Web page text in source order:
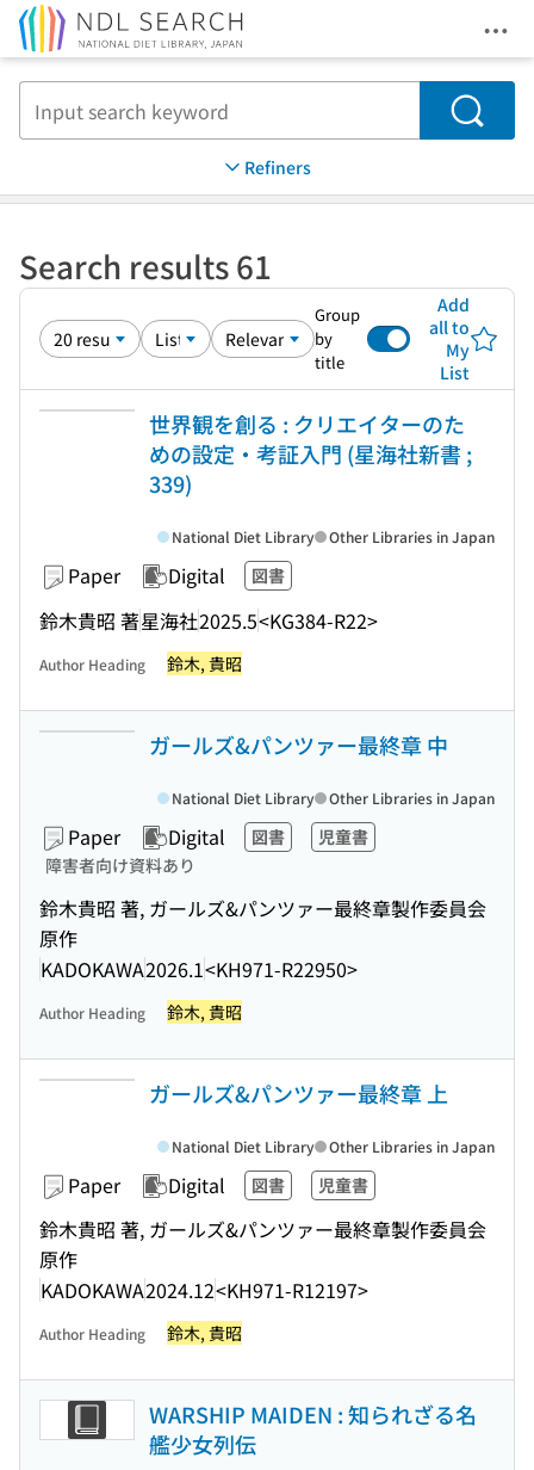
Search
Refiners
Search results 61
Group
by
title
Add
all to
My
List
世界観を創る : クリエイターのた
めの設定・考証入門 (星海社新書 ;
339)
Paper Digital 図書
鈴木貴昭 著星海社2025.5<KG384-R22>
National Diet Library Other Libraries in Japan
Author Heading 鈴木, 貴昭
ガールズ&パンツァー最終章 中
Paper Digital 図書
児童書
障害者向け資料あり
鈴木貴昭 著, ガールズ&パンツァー最終章製作委員会
原作
KADOKAWA2026.1<KH971-R22950>
National Diet Library Other Libraries in Japan
Author Heading 鈴木, 貴昭
ガールズ&パンツァー最終章 上
Paper Digital 図書 児童書
鈴木貴昭 著, ガールズ&パンツァー最終章製作委員会
原作
KADOKAWA2024.12<KH971-R12197>
National Diet Library Other Libraries in Japan
Author Heading 鈴木, 貴昭
WARSHIP MAIDEN : 知られざる名
艦少女列伝